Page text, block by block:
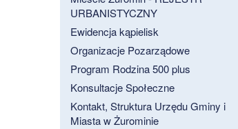
URBANISTYCZNY
Ewidencja kąpielisk
Organizacje Pozarządowe
Program Rodzina 500 plus
Konsultacje Społeczne
Kontakt, Struktura Urzędu Gminy i
Miasta w Żurominie